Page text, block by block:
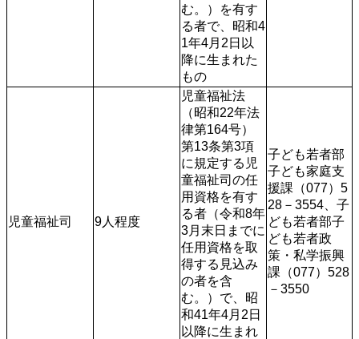
む。）を有す
る者で、昭和4
1年4月2日以
降に生まれた
もの
児童福祉司 9人程度
児童福祉法
（昭和22年法
律第164号）
第13条第3項
に規定する児
童福祉司の任
用資格を有す
る者（令和8年
3月末日までに
任用資格を取
得する見込み
の者を含
む。）で、昭
和41年4月2日
以降に生まれ
子ども若者部
子ども家庭支
援課（077）5
28－3554、子
ども若者部子
ども若者政
策・私学振興
課（077）528
－3550